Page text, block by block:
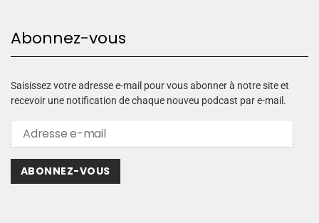
u
u
d
o
Abonnez-vous
Saisissez votre adresse e-mail pour vous abonner à notre site et
recevoir une notification de chaque nouveu podcast par e-mail.
ABONNEZ-VOUS